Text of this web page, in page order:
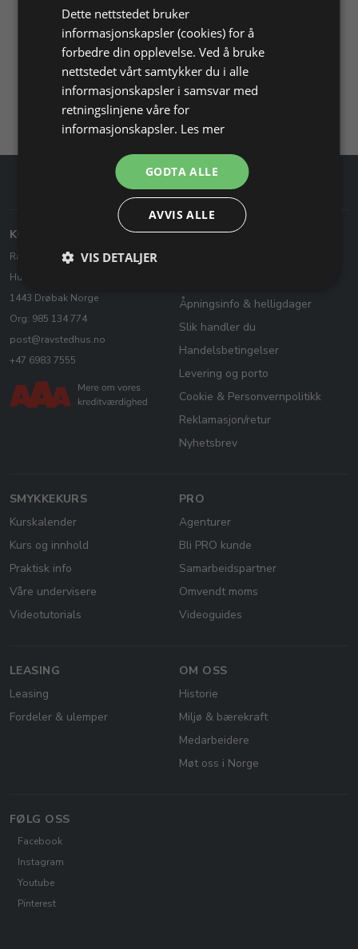
Ca. 100 cm = ca 6,10 g
Varenr. 460110 På lager
Info
Varenr. 460120
Du har sett 4 varer av 4
KONTAKT OSS
Ravstedhus - Edeltek AS
Husvikveien 14, 1 etasje
1443 Drøbak Norge
Org: 985 134 774
post@ravstedhus.no
+47 6983 7555
KUNDESERVICE
Åpningsinfo & helligdager
Slik handler du
Handelsbetingelser
Levering og porto
Cookie & Personvernpolitikk
Reklamasjon/retur
Nyhetsbrev
SMYKKEKURS
Kurskalender
Kurs og innhold
Praktisk info
Våre undervisere
Videotutorials
PRO
Agenturer
Bli PRO kunde
Samarbeidspartner
Omvendt moms
Videoguides
LEASING
Leasing
Fordeler & ulemper
OM OSS
Historie
Miljø & bærekraft
Medarbeidere
Møt oss i Norge
FØLG OSS
Facebook
Instagram
Youtube
Pinterest
Dette nettstedet bruker
informasjonskapsler (cookies) for å
forbedre din opplevelse. Ved å bruke
nettstedet vårt samtykker du i alle
informasjonskapsler i samsvar med
retningslinjene våre for
informasjonskapsler. Les mer
GODTA ALLE
AVVIS ALLE
VIS DETALJER